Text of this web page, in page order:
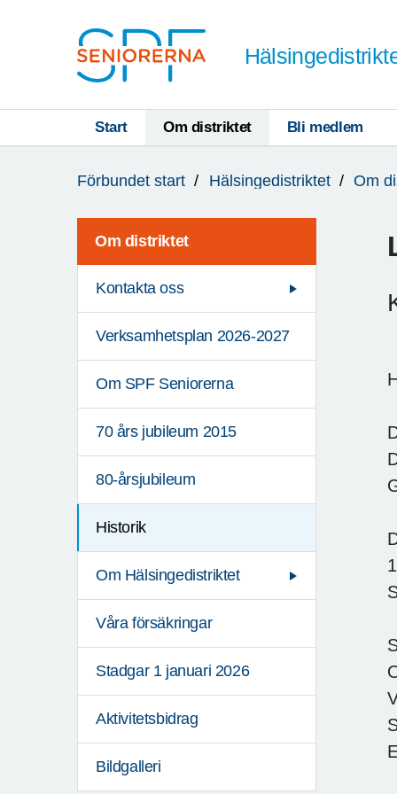
Start Om distriktet Bli medlem
är
Förbundet start Hälsingedistriktet Om
Om distriktet
Kontakta oss
Verksamhetsplan 2026-2027
Om SPF Seniorerna
70 års jubileum 2015
80-årsjubileum
Historik
Om Hälsingedistriktet
Våra försäkringar
Stadgar 1 januari 2026
Aktivitetsbidrag
Bildgalleri